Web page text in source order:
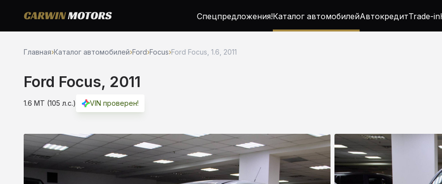
Спецпредложения!Каталог автомобилейАвтокредитTrade-in
Главная›Каталог автомобилей›Ford›Focus›Ford Focus, 1.6, 2011
Ford Focus, 2011
1.6 MT (105 л.с.) VIN проверен!